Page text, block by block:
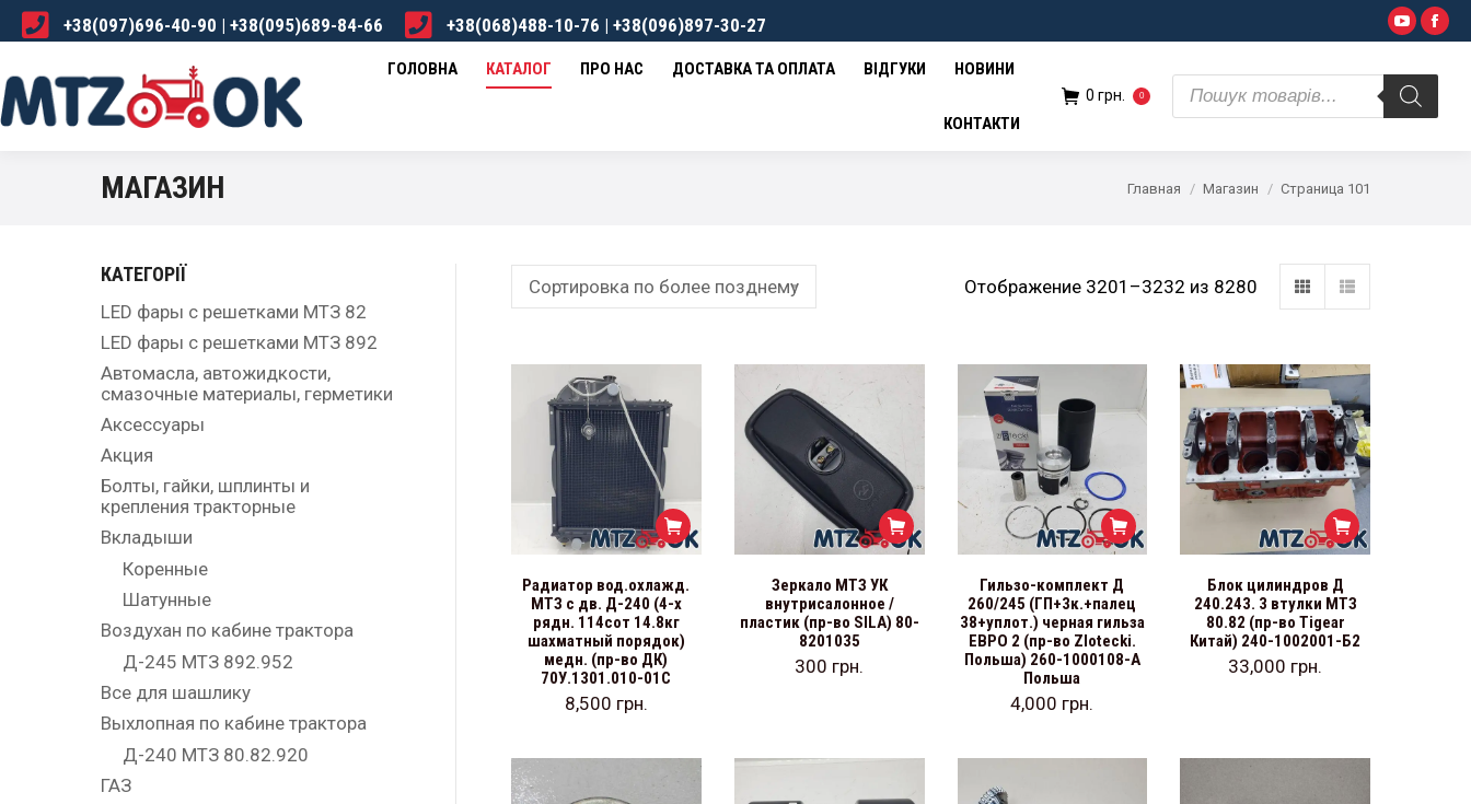
+38(097)696-40-90 | +38(095)689-84-66 +38(068)488-10-76 | +38(096)897-30-27
ГОЛОВНА КАТАЛОГ ПРО НАС ДОСТАВКА ТА ОПЛАТА ВІДГУКИ НОВИНИ
КОНТАКТИ
0грн. 0
Поиск
товаров
МАГАЗИН Главная Магазин Страница 101
Отображение 3201–3232 из 8280
Радиатор вод.охлажд.
МТЗ с дв. Д-240 (4-х
рядн. 114сот 14.8кг
шахматный порядок)
медн. (пр-во ДК)
70У.1301.010-01С
8,500 грн.
Зеркало МТЗ УК
внутрисалонное /
пластик (пр-во SILA) 80-
8201035
300 грн.
Гильзо-комплект Д
260/245 (ГП+3к.+палец
38+уплот.) черная гильза
ЕВРО 2 (пр-во Zlotecki.
Польша) 260-1000108-А
Польша
4,000 грн.
Блок цилиндров Д
240.243. 3 втулки МТЗ
80.82 (пр-во Tigear
Китай) 240-1002001-Б2
33,000 грн.
КАТЕГОРІЇ
LED фары с решетками МТЗ 82
LED фары с решетками МТЗ 892
Автомасла, автожидкости,
смазочные материалы, герметики
Аксессуары
Акция
Болты, гайки, шплинты и
крепления тракторные
Вкладыши
Коренные
Шатунные
Воздухан по кабине трактора
Д-245 МТЗ 892.952
Все для шашлику
Выхлопная по кабине трактора
Д-240 МТЗ 80.82.920
ГАЗ
ГОЛОВНА КАТАЛОГ ПРО НАС ДОСТАВКА ТА ОПЛАТА ВІДГУКИ НОВИНИ
товаров